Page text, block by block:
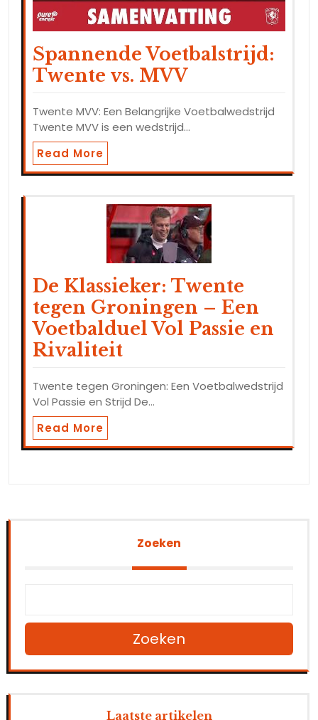
Spannende Voetbalstrijd:
Twente vs. MVV
Twente MVV: Een Belangrijke Voetbalwedstrijd
Twente MVV is een wedstrijd…
Read More
De Klassieker: Twente
tegen Groningen – Een
Voetbalduel Vol Passie en
Rivaliteit
Twente tegen Groningen: Een Voetbalwedstrijd
Vol Passie en Strijd De…
Read More
Zoeken
Zoeken
Laatste artikelen